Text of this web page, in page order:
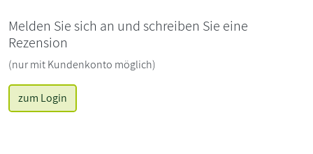
Melden Sie sich an und schreiben Sie eine
Rezension
(nur mit Kundenkonto möglich)
zum Login